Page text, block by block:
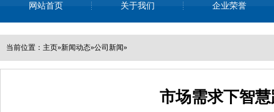
网站首页 关于我们 企业荣誉
当前位置： 主页»新闻动态»公司新闻»
市场需求下智